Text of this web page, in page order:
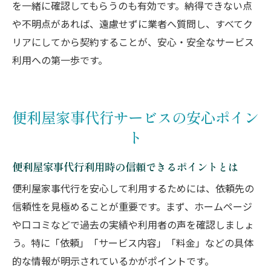
を一緒に確認してもらうのも有効です。納得できない点
や不明点があれば、遠慮せずに業者へ質問し、すべてク
リアにしてから契約することが、安心・安全なサービス
利用への第一歩です。
便利屋家事代行サービスの安心ポイン
ト
便利屋家事代行利用時の信頼できるポイントとは
便利屋家事代行を安心して利用するためには、依頼先の
信頼性を見極めることが重要です。まず、ホームページ
や口コミなどで過去の実績や利用者の声を確認しましょ
う。特に「依頼」「サービス内容」「料金」などの具体
的な情報が明示されているかがポイントです。